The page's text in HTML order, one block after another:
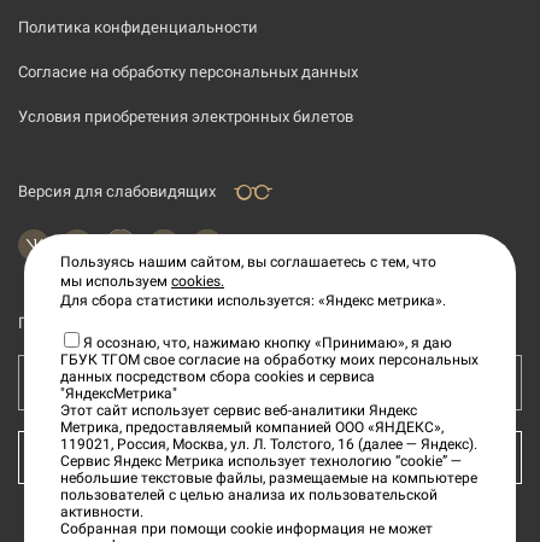
Политика конфиденциальности
Согласие на обработку персональных данных
Условия приобретения электронных билетов
Версия для слабовидящих
Подпишитесь на рассылку новостей
Ваш e-mail адрес
КУПИТЬ БИЛЕТ
Пользуясь нашим сайтом, вы соглашаетесь с тем, что
мы используем cookies.
Для сбора статистики используется: «Яндекс метрика».
Я осознаю, что, нажимаю кнопку «Принимаю», я даю
ГБУК ТГОМ свое согласие на обработку моих персональных
данных посредством сбора cookies и сервиса
"ЯндексМетрика"
Этот сайт использует сервис веб-аналитики Яндекс
Метрика, предоставляемый компанией ООО «ЯНДЕКС»,
119021, Россия, Москва, ул. Л. Толстого, 16 (далее — Яндекс).
Сервис Яндекс Метрика использует технологию “cookie” —
небольшие текстовые файлы, размещаемые на компьютере
пользователей с целью анализа их пользовательской
активности.
Собранная при помощи cookie информация не может